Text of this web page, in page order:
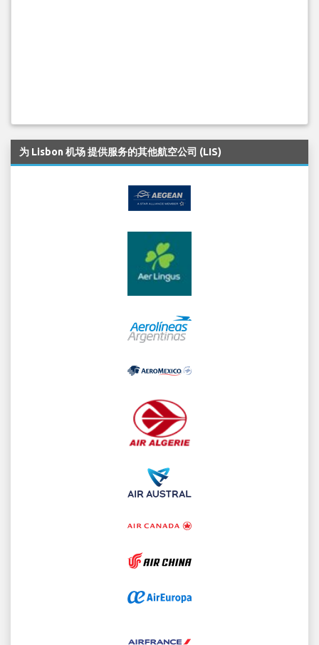
为 Lisbon 机场 提供服务的其他航空公司 (LIS)